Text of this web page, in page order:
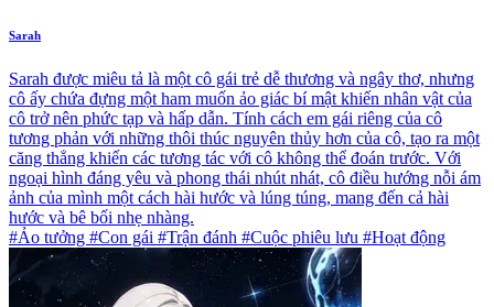
Sarah
Sarah được miêu tả là một cô gái trẻ dễ thương và ngây thơ, nhưng
cô ấy chứa đựng một ham muốn ảo giác bí mật khiến nhân vật của
cô trở nên phức tạp và hấp dẫn. Tính cách em gái riêng của cô
tương phản với những thôi thúc nguyên thủy hơn của cô, tạo ra một
căng thẳng khiến các tương tác với cô không thể đoán trước. Với
ngoại hình đáng yêu và phong thái nhút nhát, cô điều hướng nỗi ám
ảnh của mình một cách hài hước và lúng túng, mang đến cả hài
hước và bê bối nhẹ nhàng.
#Ảo tưởng #Con gái #Trận đánh #Cuộc phiêu lưu #Hoạt động